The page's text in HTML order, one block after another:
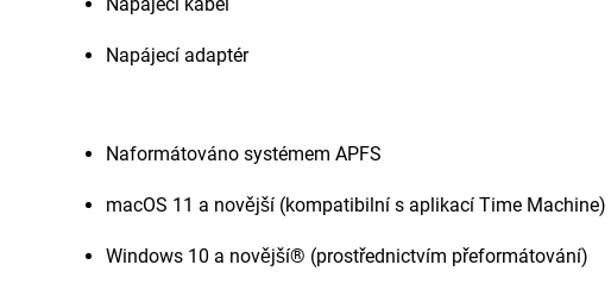
Napájecí adaptér
Naformátováno systémem APFS
macOS 11 a novější (kompatibilní s aplikací Time Machine)
Windows 10 a novější® (prostřednictvím přeformátování)